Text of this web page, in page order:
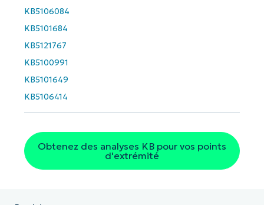
KB5106084
KB5101684
KB5121767
KB5100991
KB5101649
KB5106414
Obtenez des analyses KB pour vos points
d'extrémité
Pays
Company